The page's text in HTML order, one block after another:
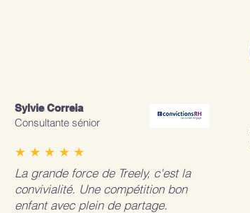
La grande force de Treely, c'est la
convivialité. Une compétition bon
enfant avec plein de partage.
★ ★ ★ ★ ★
Sylvie Correia
Consultante sénior